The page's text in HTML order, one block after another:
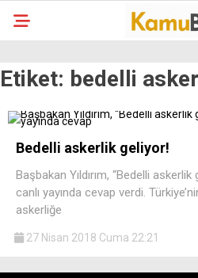
Etiket: bedelli
Bedelli askerlik geliyor!
Başbakan Yıldırım, “Bedelli
canlı yayında cevap verdi.
askerliğe
27 Nisan 2018 Cuma 22:21